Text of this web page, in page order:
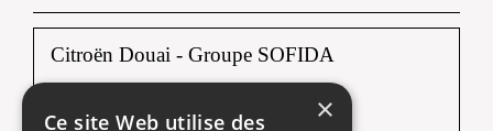
Citroën Douai - Groupe SOFIDA
×
Ce site Web utilise des